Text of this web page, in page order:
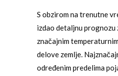
S obzirom na trenutne
izdao detaljnu prognozu
značajnim
delove zemlje.
određenim predelima